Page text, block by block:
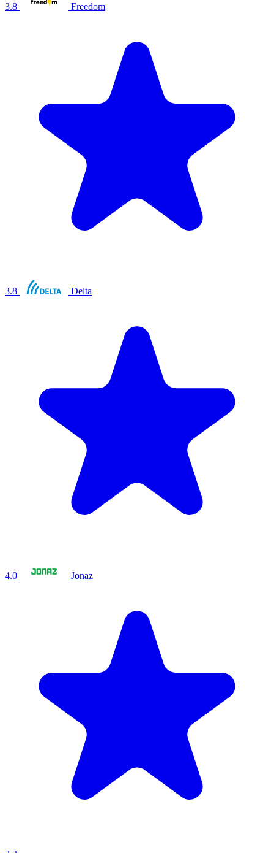
3.8 Freedom
3.8 Delta
4.0 Jonaz